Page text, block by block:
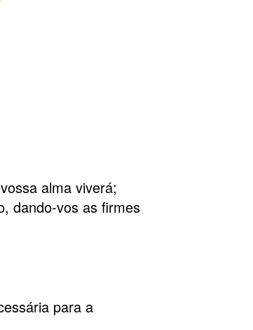
alma viverá;
dando-vos as firmes
para a